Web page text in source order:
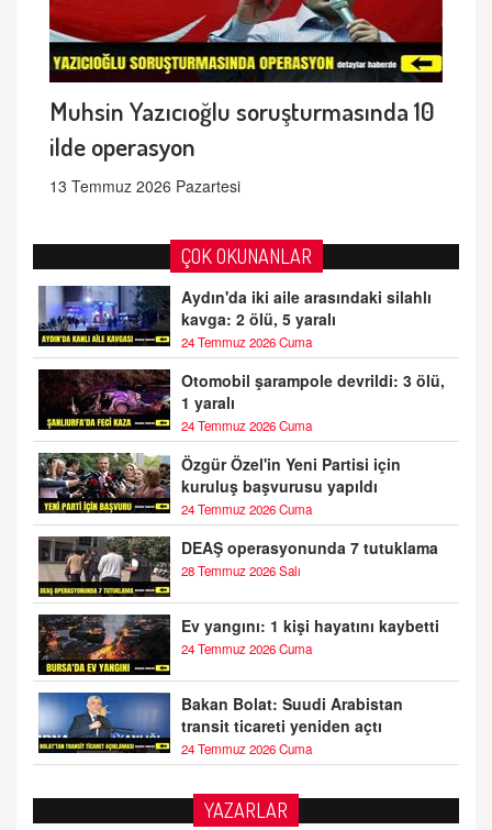
Muhsin Yazıcıoğlu soruşturmasında 10
ilde operasyon
13 Temmuz 2026 Pazartesi
ÇOK OKUNANLAR
Aydın'da iki aile arasındaki silahlı
kavga: 2 ölü, 5 yaralı
24 Temmuz 2026 Cuma
Otomobil şarampole devrildi: 3 ölü,
1 yaralı
24 Temmuz 2026 Cuma
Özgür Özel'in Yeni Partisi için
kuruluş başvurusu yapıldı
24 Temmuz 2026 Cuma
DEAŞ operasyonunda 7 tutuklama
28 Temmuz 2026 Salı
Ev yangını: 1 kişi hayatını kaybetti
24 Temmuz 2026 Cuma
Bakan Bolat: Suudi Arabistan
transit ticareti yeniden açtı
24 Temmuz 2026 Cuma
YAZARLAR